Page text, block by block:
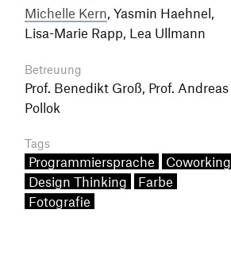
Michelle Kern, Yasmin Haehnel,
Lisa-Marie Rapp, Lea Ullmann
Betreuung
Prof. Benedikt Groß, Prof. Andreas
Pollok
Tags
Programmiersprache
Coworking
Design Thinking
Farbe
Fotografie